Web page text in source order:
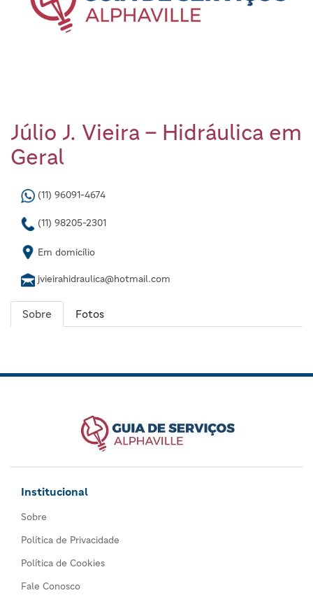
Júlio J. Vieira – Hidráulica em
Geral
(11) 96091-4674
(11) 98205-2301
Em domicílio
jvieirahidraulica@hotmail.com
Sobre Fotos
Institucional
Sobre
Política de Privacidade
Política de Cookies
Fale Conosco